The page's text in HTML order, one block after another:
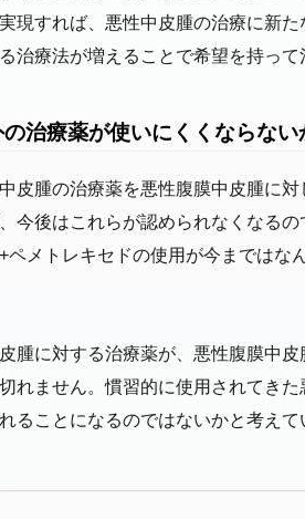
現すれば、悪性中皮腫の治療に新
治療法が増えることで希望を持って
治療薬が使いにくくならない
皮腫の治療薬を悪性腹膜中皮腫に
今後はこれらが認められなくなる
ペメトレキセドの使用が今までは
腫に対する治療薬が、悪性腹膜中
れません。慣習的に使用されてき
ることになるのではないかと考えて